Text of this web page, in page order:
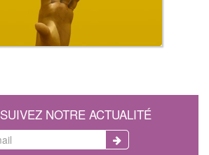
SUIVEZ NOTRE ACTUALITÉ